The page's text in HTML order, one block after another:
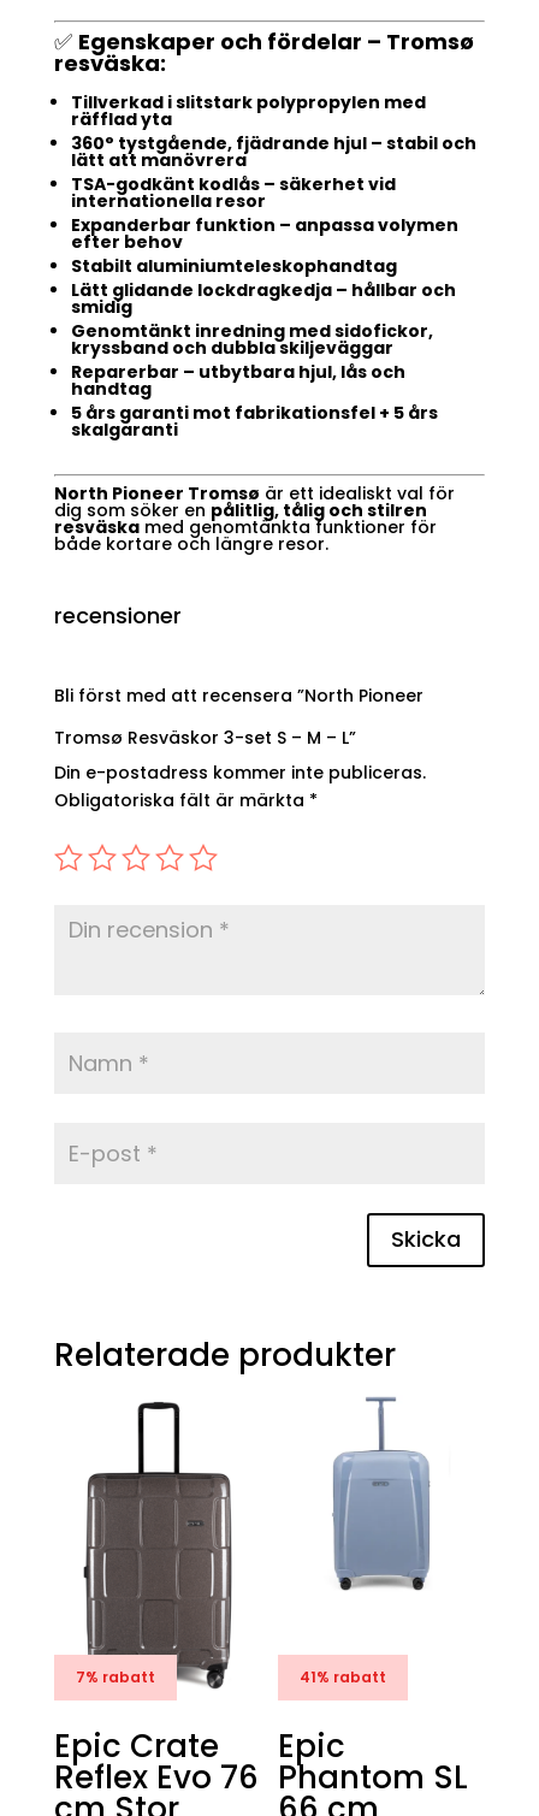
✅ Egenskaper och fördelar – Tromsø
resväska:
Tillverkad i slitstark polypropylen med
räfflad yta
360° tystgående, fjädrande hjul – stabil och
lätt att manövrera
TSA-godkänt kodlås – säkerhet vid
internationella resor
Expanderbar funktion – anpassa volymen
efter behov
Stabilt aluminiumteleskophandtag
Lätt glidande lockdragkedja – hållbar och
smidig
Genomtänkt inredning med sidofickor,
kryssband och dubbla skiljeväggar
Reparerbar – utbytbara hjul, lås och
handtag
5 års garanti mot fabrikationsfel + 5 års
skalgaranti
North Pioneer Tromsø är ett idealiskt val för
dig som söker en pålitlig, tålig och stilren
resväskamed genomtänkta funktioner för
både kortare och längre resor.
recensioner
Bli först med att recensera ”North Pioneer
Tromsø Resväskor 3-set S – M – L”
Din e-postadress kommer inte publiceras.
Obligatoriska fält är märkta *
Skicka
Relaterade produkter
7% rabatt
Epic Crate
Reflex Evo 76
41% rabatt
Epic
Phantom SL